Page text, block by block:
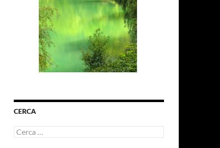
CERCA
Ricerca
per: